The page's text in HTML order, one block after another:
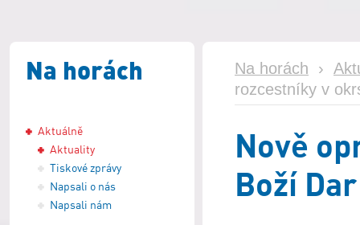
Na horách
Aktuálně
Aktuality
Tiskové zprávy
Napsali o nás
Napsali nám
Na horách ›
rozcestníky v
Nově
Boží Dar